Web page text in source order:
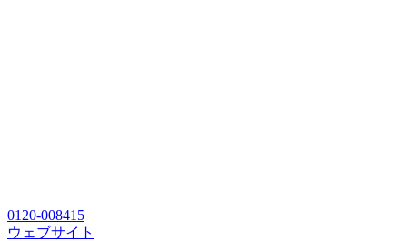
0120-008415
ウェブサイト